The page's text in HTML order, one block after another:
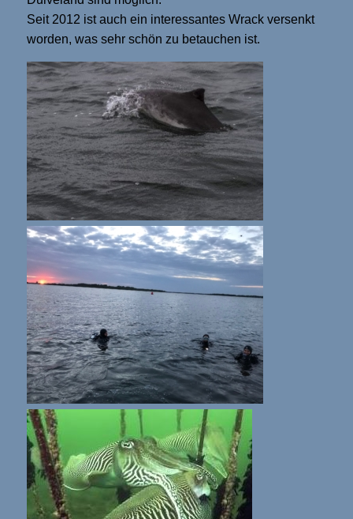
Seit 2012 ist auch ein interessantes Wrack versenkt
worden, was sehr schön zu betauchen ist.